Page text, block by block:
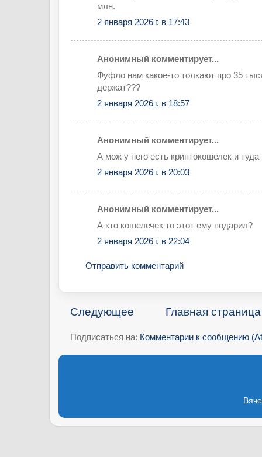
млн.
2 января 2026 г. в 17:43
Анонимный комментирует...
Фуфло нам какое-то толкают про 35
держат???
2 января 2026 г. в 18:57
Анонимный комментирует...
А мож у него есть криптокошелек и туда
2 января 2026 г. в 20:03
Анонимный комментирует...
А кто кошелечек то этот ему подарил?
2 января 2026 г. в 22:04
Отправить комментарий
Следующее Главная страница
Подписаться на: Комментарии к сообщению